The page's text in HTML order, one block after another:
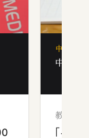
中学受験
中学受
教育
「早